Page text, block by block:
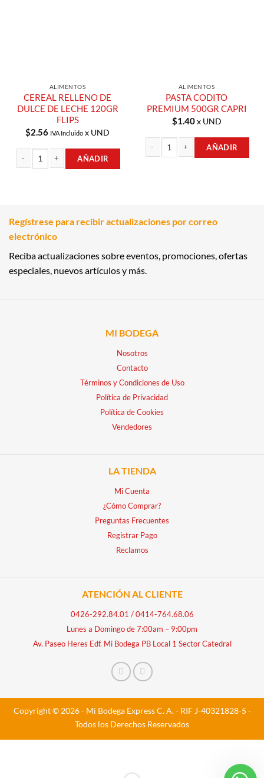
ALIMENTOS
CEREAL RELLENO DE
DULCE DE LECHE 120GR
FLIPS
$2.56 IVA Incluido x UND
AÑADIR
ALIMENTOS
PASTA CODITO
PREMIUM 500GR CAPRI
$1.40x UND
AÑADIR
Regístrese para recibir actualizaciones por correo
electrónico
Reciba actualizaciones sobre eventos, promociones, ofertas
especiales, nuevos artículos y más.
MI BODEGA
Nosotros
Contacto
Términos y Condiciones de Uso
Política de Privacidad
Política de Cookies
Vendedores
LA TIENDA
Mi Cuenta
¿Cómo Comprar?
Preguntas Frecuentes
Registrar Pago
Reclamos
ATENCIÓN AL CLIENTE
0426-292.84.01 /0414-764.68.06
Lunes a Domingo de 7:00am – 9:00pm
Av. Paseo Heres Edf. Mi Bodega PB Local 1 Sector Catedral
Copyright © 2026 - Mi Bodega Express C. A. - RIF J-40321828-5 -
Todos los Derechos Reservados